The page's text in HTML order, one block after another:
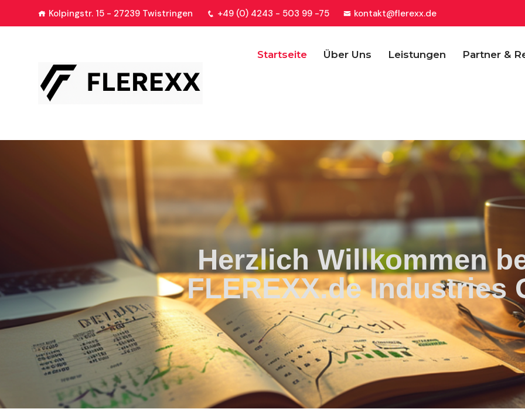
Kolpingstr. 15 - 27239 Twistringen +49 (0) 4243 - 503 99 -75 kontakt@flerexx.de
Startseite Über Uns Leistungen Partner &
Herzlich Willkommen
FLEREXX.de Industries